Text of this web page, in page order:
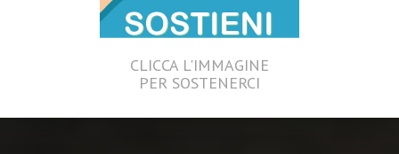
CLICCA L'IMMAGINE
PER SOSTENERCI